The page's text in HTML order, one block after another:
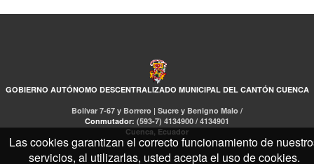
GOBIERNO AUTÓNOMO DESCENTRALIZADO MUNICIPAL DEL CANTÓN CUENCA
Bolívar 7-67 y Borrero | Sucre y Benigno Malo /
Conmutador: (593-7) 4134900 / 4134901
Cuenca, Ecuador
Las cookies garantizan el correcto funcionamiento de
servicios, al utilizarlas, usted acepta el uso de cookies.